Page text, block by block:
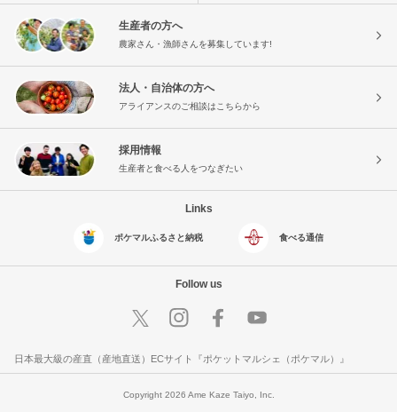
生産者の方へ
農家さん・漁師さんを募集しています!
法人・自治体の方へ
アライアンスのご相談はこちらから
採用情報
生産者と食べる人をつなぎたい
Links
ポケマルふるさと納税 食べる通信
Follow us
日本最大級の産直（産地直送）ECサイト『ポケットマルシェ（ポケマル）』
Copyright 2026 Ame Kaze Taiyo, Inc.